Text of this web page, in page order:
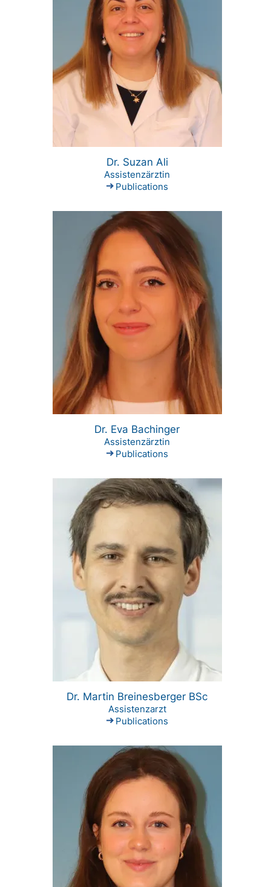
Dr. Suzan Ali
Assistenzärztin
Publications
Dr. Eva Bachinger
Assistenzärztin
Publications
Dr. Martin Breinesberger BSc
Assistenzarzt
Publications